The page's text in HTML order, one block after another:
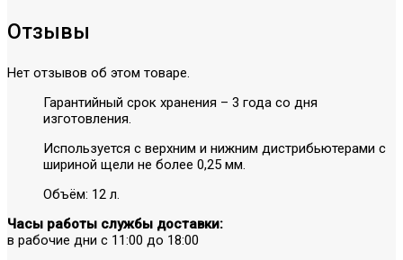
Отзывы
Нет отзывов об этом товаре.
Гарантийный срок хранения – 3 года со дня
изготовления.
Используется с верхним и нижним дистрибьютерами с
шириной щели не более 0,25 мм.
Объём: 12 л.
Часы работы службы доставки:
в рабочие дни с 11:00 до 18:00